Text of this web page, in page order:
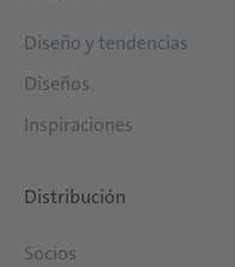
Diseño y tendencias
Diseños
Inspiraciones
Distribución
Socios